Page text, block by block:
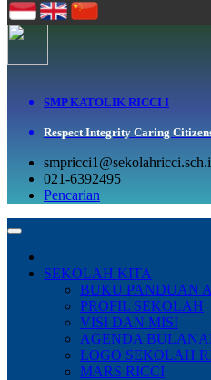
SMP KATOLIK RICCI I
Respect Integrity Caring
021-6392495
Pencarian
SEKOLAH KITA
BUKU PANDUAN
PROFIL SEKOLAH
VISI DAN MISI
AGENDA
LOGO SEKOLAH
MARS RICCI